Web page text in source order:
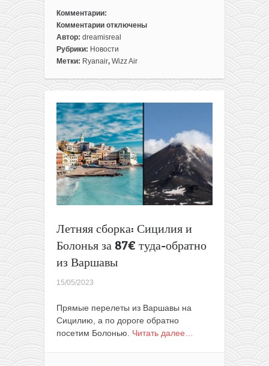
Комментарии:
Комментарии
к
записи
Варшава-
от
в
одну
сторону
отключены
Автор: dreamisreal
Рубрики: Новости
Метки: Ryanair, Wizz Air
Летняя сборка: Сицилия и
Болонья за 87€ туда-обратно
из Варшавы
15/05/2023
Прямые перелеты из Варшавы на
Сицилию, а по дороге обратно
посетим Болонью. Читать далее…